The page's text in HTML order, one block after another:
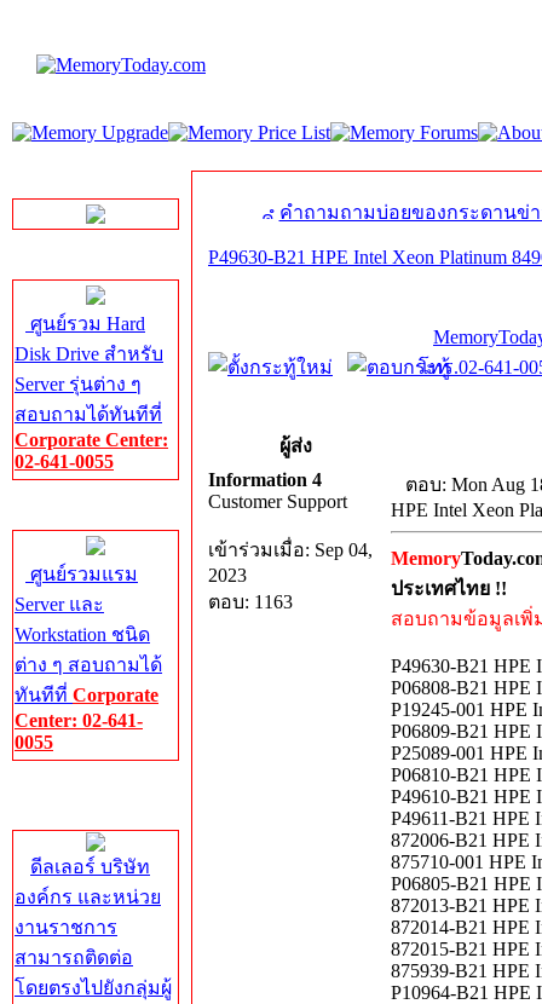
ศูนย์รวม Hard
Disk Drive สำหรับ
Server รุ่นต่าง ๆ
สอบถามได้ทันทีที่
Corporate Center:
02-641-0055
ศูนย์รวมแรม
Server และ
Workstation ชนิด
ต่าง ๆ สอบถามได้
ทันทีที่ Corporate
Center: 02-641-
0055
ดีลเลอร์ บริษัท
องค์กร และหน่วย
งานราชการ
สามารถติดต่อ
โดยตรงไปยังกลุ่มผู้
คำถามถามบ่อยของกระดานข่
P49630-B21 HPE Intel Xeon Platinum
โทร.02-641-
ผู้ส่ง
Information 4
Customer Support
เข้าร่วมเมื่อ: Sep 04,
2023
ตอบ: 1163
ตอบ: Mon Aug
HPE Intel Xeon
Memory
ประเทศไทย !!
สอบถามข้อมูลเพิ่
P49630-B21 HPE
P06808-B21 HPE
P19245-001 HPE
P06809-B21 HPE
P25089-001 HPE
P06810-B21 HPE
P49610-B21 HPE
P49611-B21 HPE
872006-B21 HPE
875710-001 HPE
P06805-B21 HPE
872013-B21 HPE
872014-B21 HPE
872015-B21 HPE
875939-B21 HPE
P10964-B21 HPE